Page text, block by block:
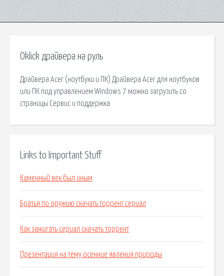
Oklick драйвера на руль
Драйвера Acer (ноутбуки и ПК) Драйвера Acer для ноутбуков
или ПК под управлением Windows 7 можно загрузить со
страницы Сервис и поддержка.
Links to Important Stuff
Каменный век был иным
Братья по оружию скачать торрент сериал
Как зажигать сериал скачать торрент
Презентация на тему осенние явления природы